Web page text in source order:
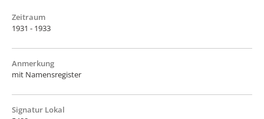
Zeitraum
1931 - 1933
Anmerkung
mit Namensregister
Signatur Lokal